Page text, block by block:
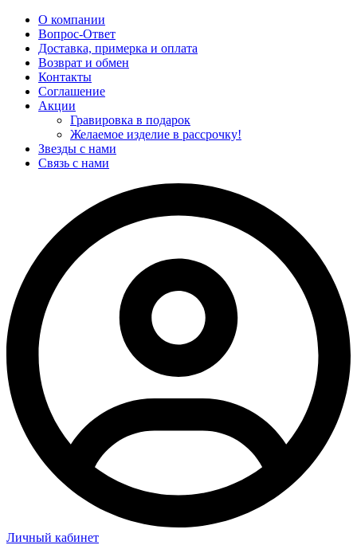
О компании
Вопрос-Ответ
Доставка, примерка и оплата
Возврат и обмен
Контакты
Соглашение
Акции
Гравировка в подарок
Желаемое изделие в рассрочку!
Звезды с нами
Связь с нами
Личный кабинет